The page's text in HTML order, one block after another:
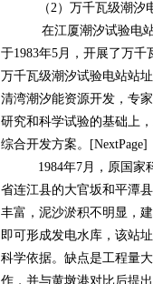
（2）万千瓦级潮汐
在江厦潮汐试验电站
于1983年5月，开展了万
万千瓦级潮汐试验电站站
清湾潮汐能资源开发，专
研究和科学试验的基础上
综合开发方案。[NextPage]
1984年7月，原国家
省连江县的大官坂和平潭
丰富，泥沙淤积不明显，
即可形成发电水库，该站
科学依据。缺点是工程量
作，并与黄墩港对比后提出